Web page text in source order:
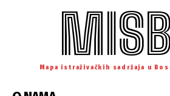
Mapa istraživačkih sadržaja u